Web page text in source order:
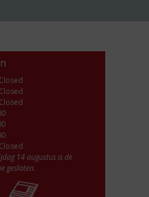
14 augustus is de
gesloten.